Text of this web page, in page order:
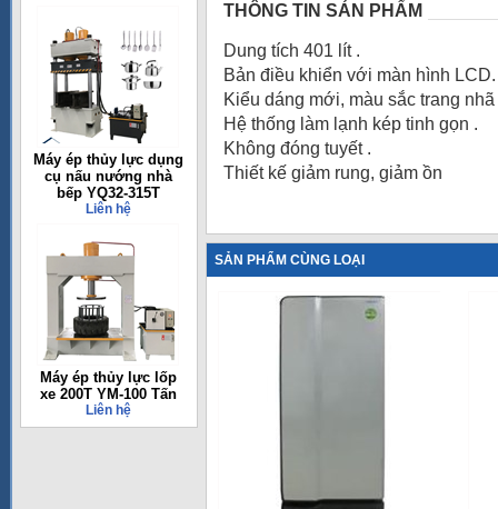
Máy ép thủy lực dụng
cụ nấu nướng nhà
bếp YQ32-315T
Liên hệ
Máy ép thủy lực lốp
xe 200T YM-100 Tấn
Liên hệ
THÔNG TIN SẢN PHẨM
Dung tích 401 lít .
Bản điều khiển với màn hình LCD.
Kiểu dáng mới, màu sắc trang nhã
Hệ thống làm lạnh kép tinh gọn .
Không đóng tuyết .
Thiết kế giảm rung, giảm ồn
SẢN PHẨM CÙNG LOẠI